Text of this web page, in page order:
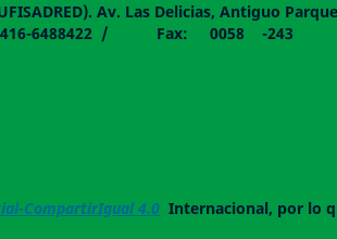
Av. Las Delicias, Antiguo Parque
- 0416-6488422 / Fax: 0058 -243
CompartirIgual 4.0 Internacional, por lo